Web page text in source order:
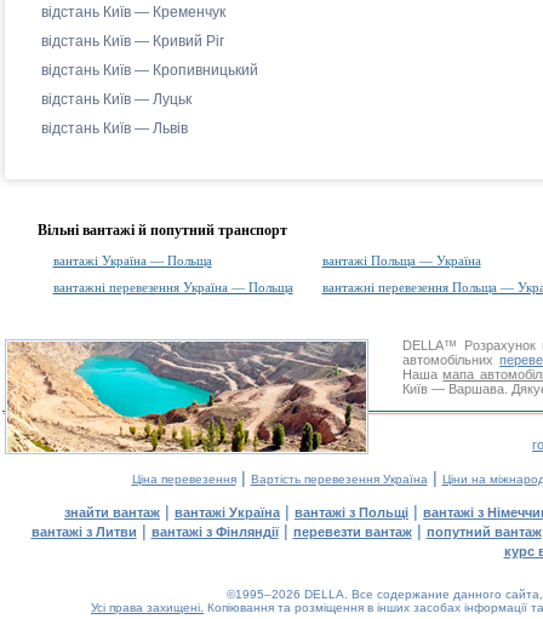
відстань Київ — Кременчук
відстань Київ — Кривий Ріг
відстань Київ — Кропивницький
відстань Київ — Луцьк
відстань Київ — Львів
Вільні вантажі й попутний транспорт
вантажі Україна — Польща
вантажі Польща — Україна
вантажні перевезення Україна — Польща
вантажні перевезення Польща —
DELLA™
Розрахунок
автомобільних
Нашамапа
Київ — Варшава.
Ціна перевезення| Вартість перевезення Україна | Ціни на
знайти вантаж | вантажі Україна | вантажі з Польщі | вантажі з
вантажі з Литви | вантажі з Фінляндії| перевезти вантаж| попутний вантаж
курс
©1995–2026 DELLA. Все содержание данного
Усі права захищені. Копіювання та розміщення в інших засобах інформації